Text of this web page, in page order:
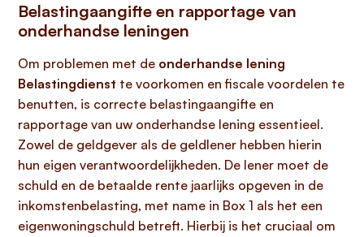
Belastingaangifte en rapportage van
onderhandse leningen
Om problemen met de onderhandse lening
Belastingdienst te voorkomen en fiscale voordelen te
benutten, is correcte belastingaangifte en
rapportage van uw onderhandse lening essentieel.
Zowel de geldgever als de geldlener hebben hierin
hun eigen verantwoordelijkheden. De lener moet de
schuld en de betaalde rente jaarlijks opgeven in de
inkomstenbelasting, met name in Box 1 als het een
eigenwoningschuld betreft. Hierbij is het cruciaal om